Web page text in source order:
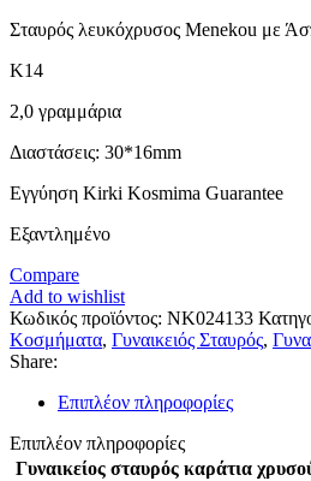
Σταυρός λευκόχρυσος Menekou με
K14
2,0 γραμμάρια
Διαστάσεις: 30*16mm
Εγγύηση Kirki Kosmima Guarantee
Εξαντλημένο
Compare
Add to wishlist
Κωδικός προϊόντος: NK024133
Κοσμήματα, Γυναικειός Σταυρός,
Share:
Επιπλέον πληροφορίες
Επιπλέον πληροφορίες
Γυναικείος σταυρός καράτια